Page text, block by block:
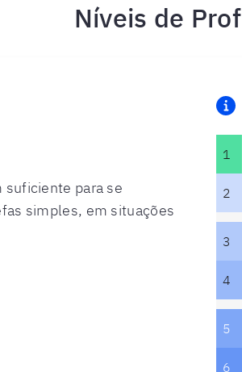
Níveis de
suficiente para se
simples, em situações
1
2
3
4
5
6